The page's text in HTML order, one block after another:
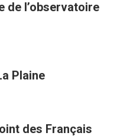
de l’observatoire
Plaine
des Français